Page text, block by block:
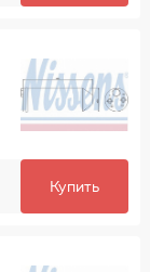
Купить